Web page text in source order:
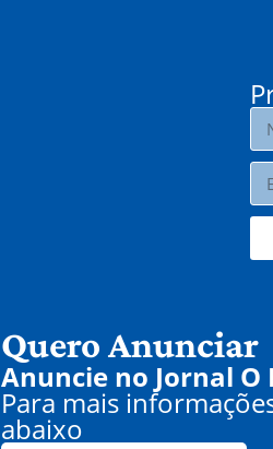
Quero Anunciar
Anuncie no Jornal O
Para mais
abaixo